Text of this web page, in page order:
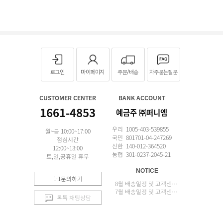
로그인 마이페이지 주문/배송 자주묻는질문
CUSTOMER CENTER
1661-4853
월~금 10:00~17:00
점심시간
12:00~13:00
토,일,공휴일 휴무
1:1문의하기
톡톡 채팅상담
BANK ACCOUNT
예금주 ㈜퍼니엠
우리 1005-403-539855
국민 801701-04-247269
신한 140-012-364520
농협 301-0237-2045-21
NOTICE
8월 배송일정 및 고객센터 업무 안내
7월 배송일정 및 고객센터 업무 안내